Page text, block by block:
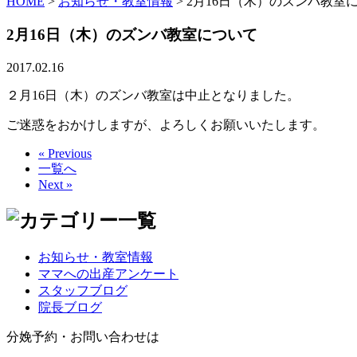
2月16日（木）のズンバ教室について
2017.02.16
２月16日（木）のズンバ教室は中止となりました。
ご迷惑をおかけしますが、よろしくお願いいたします。
« Previous
一覧へ
Next »
お知らせ・教室情報
ママへの出産アンケート
スタッフブログ
院長ブログ
分娩予約・お問い合わせは